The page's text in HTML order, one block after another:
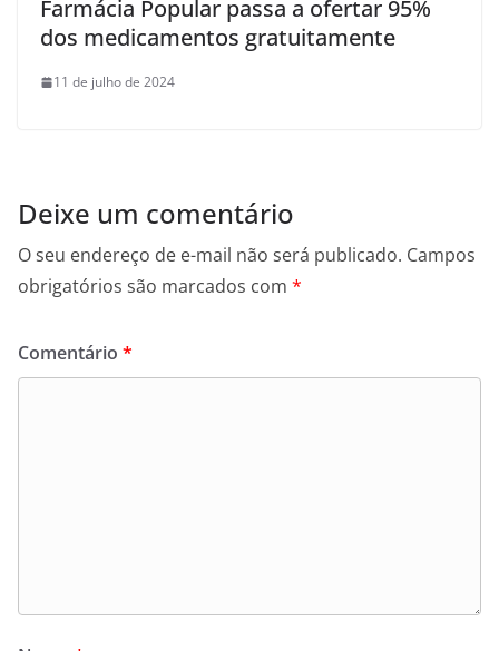
Farmácia Popular passa a ofertar 95%
dos medicamentos gratuitamente
11 de julho de 2024
Deixe um comentário
O seu endereço de e-mail não será publicado. Campos
obrigatórios são marcados com *
Comentário *